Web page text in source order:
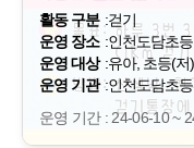
활동 구분 :걷기
운영 장소 :인천도담초
운영 대상 :유아, 초등(저)
운영 기관 :인천도담초
운영 기간 : 24-06-10 ~